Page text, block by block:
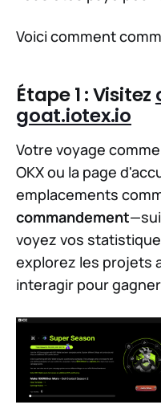
Voici comment
Étape 1 : Visitez
goat.iotex.io
Votre voyage
OKX ou la page
emplacements
commandement
voyez vos
explorez les projets
interagir pour